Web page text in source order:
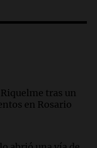
el microcentro
en el primer
fatales
en el primer
tras un
en Rosario